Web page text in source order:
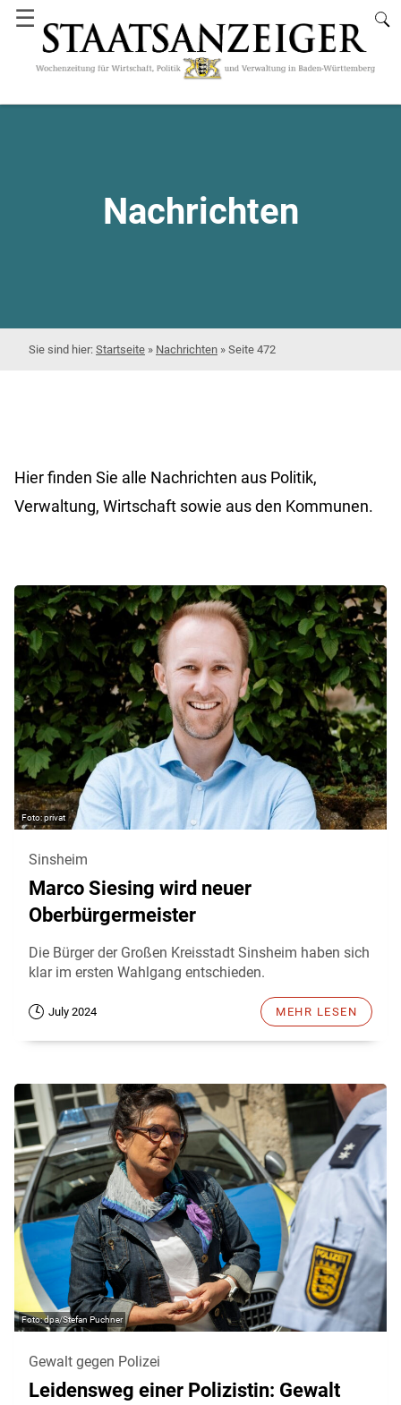
☰
Nachrichten
Startseite » Nachrichten » Seite 472
Hier finden Sie alle Nachrichten aus Politik,
Verwaltung, Wirtschaft sowie aus den Kommunen.
privat
Sinsheim
Marco Siesing wird neuer
Oberbürgermeister
Die Bürger der Großen Kreisstadt Sinsheim haben sich
klar im ersten Wahlgang entschieden.
July 2024 MEHR LESEN
dpa/Stefan Puchner
Gewalt gegen Polizei
Leidensweg einer Polizistin: Gewalt